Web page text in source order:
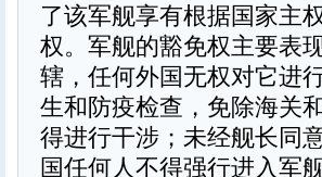
了该军舰享有根据国家主
权。军舰的豁免权主要表
辖，任何外国无权对它进
生和防疫检查，免除海关
得进行干涉；未经舰长同
国任何人不得强行进入军